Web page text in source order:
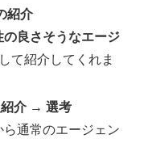
紹介
の良さそうなエージ
て紹介してくれま
介 → 選考
通常のエージェン